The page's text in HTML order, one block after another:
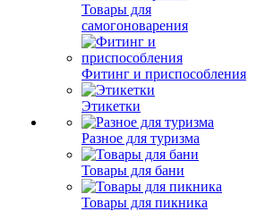
Товары для
самогоноварения
Фитинг и приспособления
Этикетки
Разное для туризма
Товары для бани
Товары для пикника